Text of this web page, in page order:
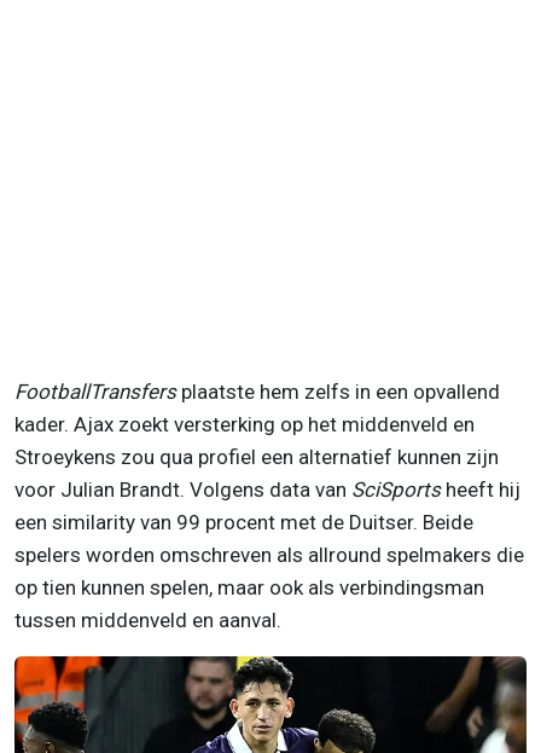
FootballTransfersplaatste hem zelfs in een opvallend
kader. Ajax zoekt versterking op het middenveld en
Stroeykens zou qua profiel een alternatief kunnen zijn
voor Julian Brandt. Volgens data van SciSportsheeft hij
een similarity van 99 procent met de Duitser. Beide
spelers worden omschreven als allround spelmakers die
op tien kunnen spelen, maar ook als verbindingsman
tussen middenveld en aanval.